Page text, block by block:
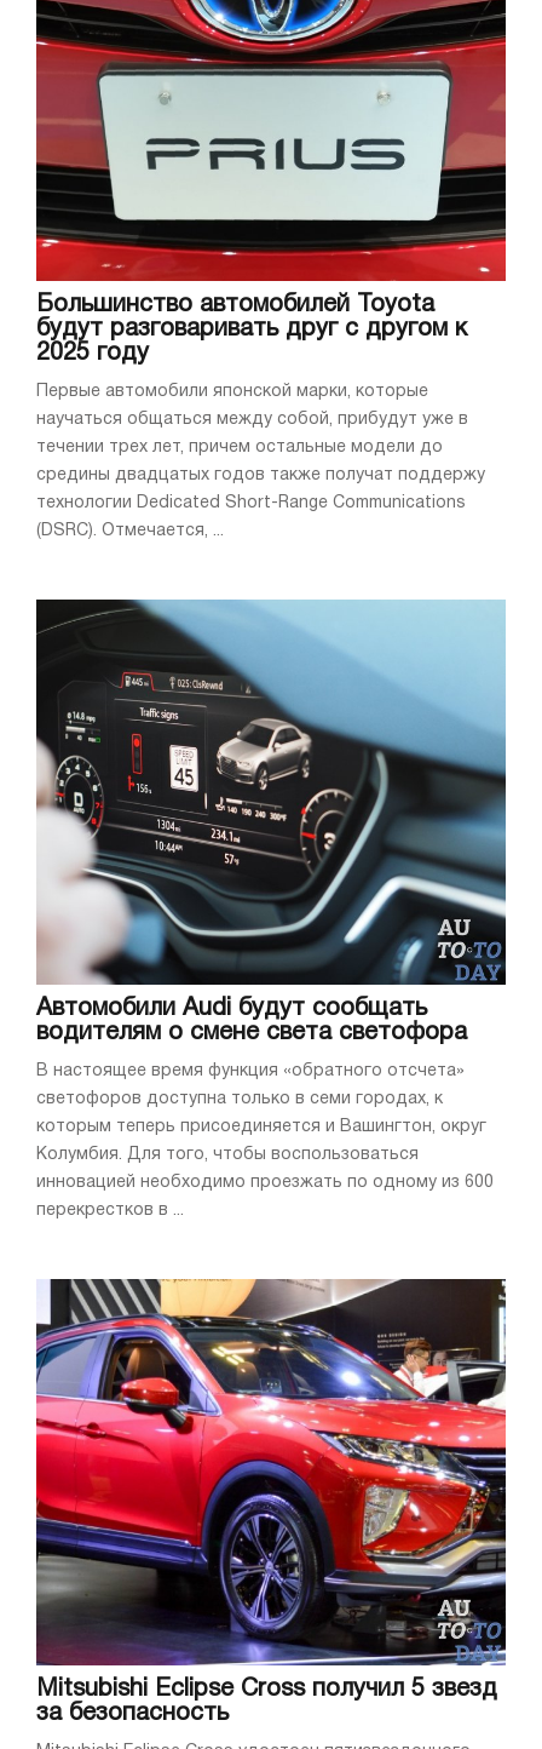
Большинство автомобилей Toyota
будут разговаривать друг с другом к
2025 году
Первые автомобили японской марки, которые
научаться общаться между собой, прибудут уже в
течении трех лет, причем остальные модели до
средины двадцатых годов также получат поддержу
технологии Dedicated Short-Range Communications
(DSRC). Отмечается, ...
Автомобили Audi будут сообщать
водителям о смене света светофора
В настоящее время функция «обратного отсчета»
светофоров доступна только в семи городах, к
которым теперь присоединяется и Вашингтон, округ
Колумбия. Для того, чтобы воспользоваться
инновацией необходимо проезжать по одному из 600
перекрестков в ...
Mitsubishi Eclipse Cross получил 5 звезд
за безопасность